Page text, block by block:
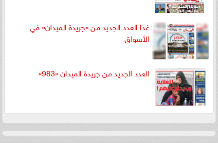
غدًا العدد الجديد من «جريدة الميدان» في
الأسواق
العدد الجديد من جريدة الميدان «983»